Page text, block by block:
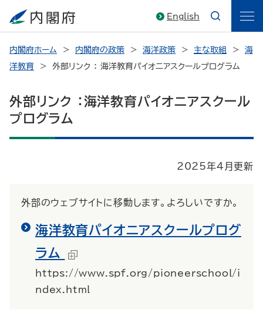
English
内閣府ホーム 内閣府の政策 海洋政策 主な取組
海
洋教育
外部リンク ： 海洋教育パイオニアスクールプログラム
外部リンク ：海洋教育パイオニアスクール
プログラム
2025年4月更新
外部のウェブサイトに移動します。よろしいですか。
海洋教育パイオニアスクールプログ
ラム
https://www.spf.org/pioneerschool/i
ndex.html